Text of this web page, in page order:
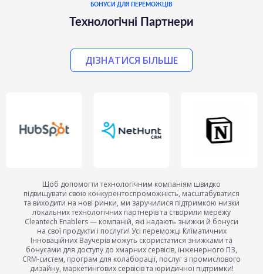
БОНУСИ ДЛЯ ПЕРЕМОЖЦІВ
Технологічні Партнери
ДІЗНАТИСЯ БІЛЬШЕ
Щоб допомогти технологічним компаніям швидко
підвищувати свою конкурентоспроможність, масштабуватися
та виходити на нові ринки, ми заручилися підтримкою низки
локальних технологічних партнерів та створили мережу
Cleantech Enablers — компаній, які надають знижки й бонуси
на свої продукти і послуги! Усі переможці Кліматичних
Інноваційних Ваучерів можуть скористатися знижками та
бонусами для доступу до хмарних сервісів, інженерного ПЗ,
CRM-систем, програм для колаборації, послуг з промислового
дизайну, маркетингових сервісів та юридичної підтримки!